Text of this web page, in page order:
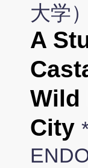
大学）
A
Wild
City